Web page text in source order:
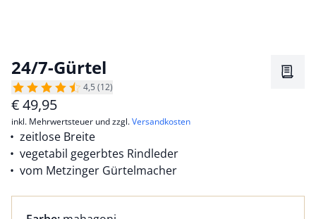
24/7-Gürtel
4,5 (12)
€49,95
inkl. Mehrwertsteuer und zzgl.Versandkosten
zeitlose Breite
vegetabil gegerbtes Rindleder
vom Metzinger Gürtelmacher